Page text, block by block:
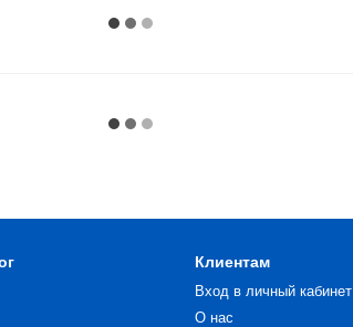
Клиентам
Вход в личный кабинет
О нас